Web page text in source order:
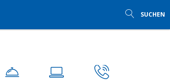
SUCHEN